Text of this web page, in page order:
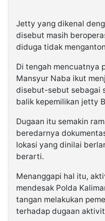
Jetty yang dikenal
disebut masih
diduga tidak
Di tengah mencuatnya
Mansyur Naba ikut
disebut-sebut sebagai
balik kepemilikan jetty
Dugaan itu semakin
beredarnya
lokasi yang dinilai
berarti.
Menanggapi hal itu,
mendesak Polda
tangan melakukan
terhadap dugaan